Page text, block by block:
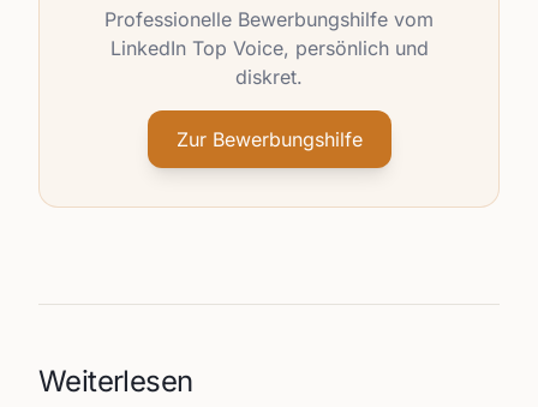
Professionelle Bewerbungshilfe vom
LinkedIn Top Voice, persönlich und
diskret.
Zur Bewerbungshilfe
Weiterlesen